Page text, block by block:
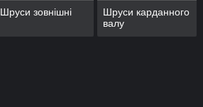
Шруси зовнішні
Шруси карданного
валу